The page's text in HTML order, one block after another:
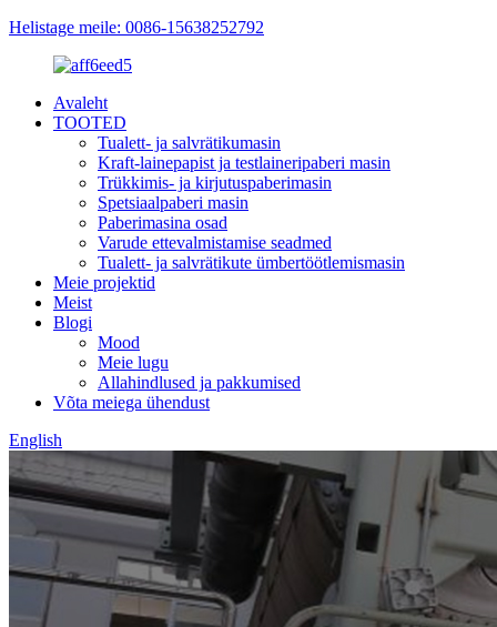
Helistage meile: 0086-15638252792
Avaleht
TOOTED
Tualett- ja salvrätikumasin
Kraft-lainepapist ja testlaineripaberi masin
Trükkimis- ja kirjutuspaberimasin
Spetsiaalpaberi masin
Paberimasina osad
Varude ettevalmistamise seadmed
Tualett- ja salvrätikute ümbertöötlemismasin
Meie projektid
Meist
Blogi
Mood
Meie lugu
Allahindlused ja pakkumised
Võta meiega ühendust
English